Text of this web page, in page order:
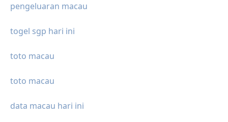
pengeluaran macau
togel sgp hari ini
toto macau
toto macau
data macau hari ini